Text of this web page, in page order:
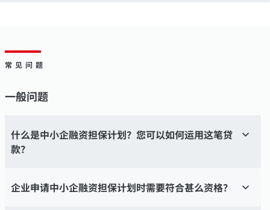
常见问题
一般问题
什么是中小企融资担保计划？您可以如何运用这笔贷
款？
企业申请中小企融资担保计划时需要符合甚么资格？